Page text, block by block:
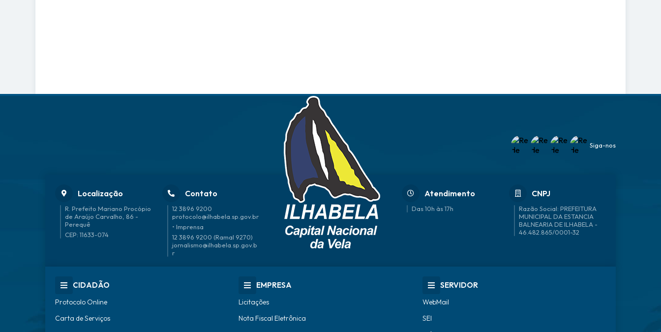
Localização
R. Prefeito Mariano Procópio
de Araújo Carvalho, 86 -
Perequê
CEP: 11633-074
Contato
12 3896 9200
protocolo@ilhabela.sp.gov.br
• Imprensa
12 3896 9200 (Ramal 9270)
jornalismo@ilhabela.sp.gov.b
r
Atendimento
Das 10h às 17h
CNPJ
46.482.865/0001-32
Siga-nos
CIDADÃO
Protocolo Online
Carta de Serviços
EMPRESA
Licitações
Nota Fiscal Eletrônica
SERVIDOR
WebMail
SEI